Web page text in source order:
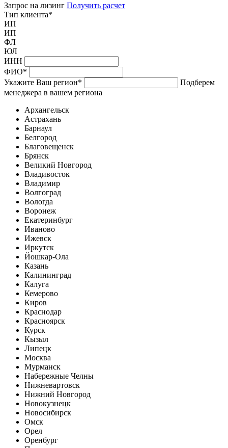
Запрос на лизинг Получить расчет
Тип клиента*
ИП
ИП
ФЛ
ЮЛ
ИНН
ФИО*
Укажите Ваш регион*
Подберем
менеджера в вашем региона
Архангельск
Астрахань
Барнаул
Белгород
Благовещенск
Брянск
Великий Новгород
Владивосток
Владимир
Волгоград
Вологда
Воронеж
Екатеринбург
Иваново
Ижевск
Иркутск
Йошкар-Ола
Казань
Калининград
Калуга
Кемерово
Киров
Краснодар
Красноярск
Курск
Кызыл
Липецк
Москва
Мурманск
Набережные Челны
Нижневартовск
Нижний Новгород
Новокузнецк
Новосибирск
Омск
Орел
Оренбург